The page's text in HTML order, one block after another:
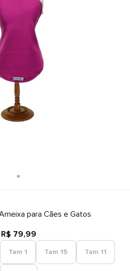
para Cães e Gatos
R$ 79,99
Tam 1 Tam 15 Tam 11